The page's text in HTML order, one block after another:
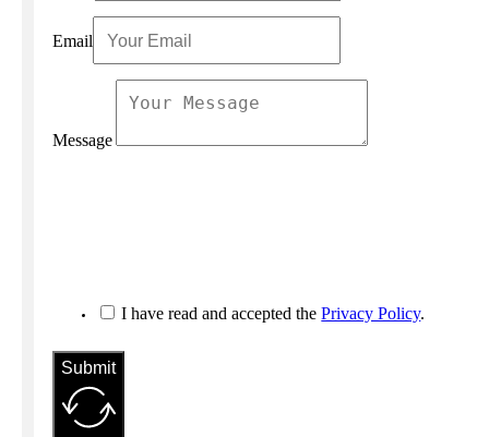
Email
Message
I have read and accepted thePrivacy Policy.
Submit